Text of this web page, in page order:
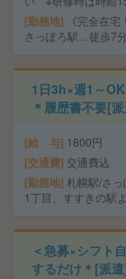
勤務地
《完全在
さっぽろ駅…徒歩7
1日3h×週1～
＊履歴書不要[
給 与 1800円
交通費 交通費込
勤務地 札幌駅/さ
1丁目、すすきの駅
＜急募×シフト
するだけ＊[派